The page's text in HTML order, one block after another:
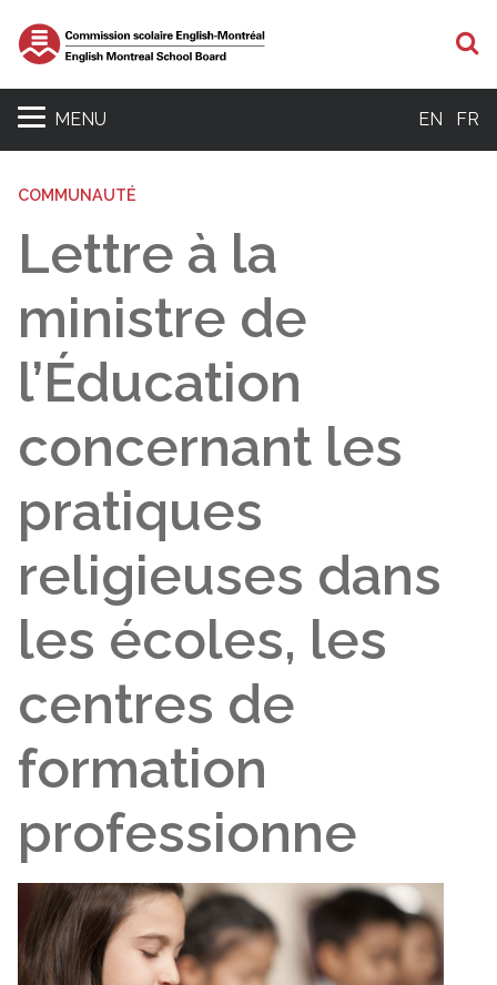
MENU EN FR
COMMUNAUTÉ
Lettre à la
ministre de
l’Éducation
concernant les
pratiques
religieuses dans
les écoles, les
centres de
formation
professionne